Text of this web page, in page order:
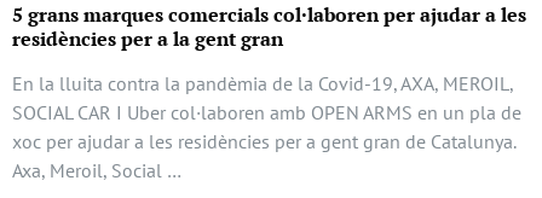
5 grans marques comercials col·laboren per ajudar a les
residències per a la gent gran
En la lluita contra la pandèmia de la Covid-19, AXA, MEROIL,
SOCIAL CAR I Uber col·laboren amb OPEN ARMS en un pla de
xoc per ajudar a les residències per a gent gran de Catalunya.
Axa, Meroil, Social …